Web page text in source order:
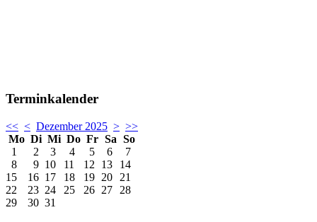
Terminkalender
<< < Dezember 2025 > >>
Mo Di Mi Do Fr Sa So
1
2 3 4 5 6
7
8
9 10 11 12 13
14
15
16 17 18 19 20
21
22
23 24 25 26 27
28
29
30 31